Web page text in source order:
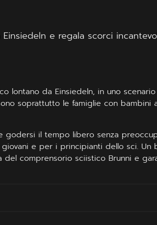
e regala scorci
lontano da Einsiedeln, in uno
soprattutto le famiglie con
il tempo libero senza
e per i principianti dello sci. Un
comprensorio sciistico Brunni e